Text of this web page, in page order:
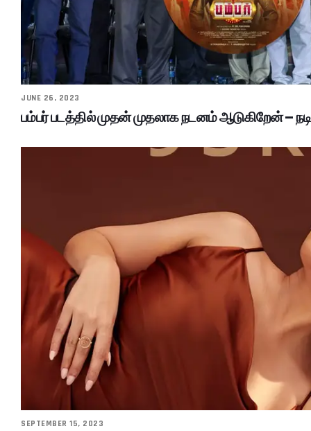
JUNE 26, 2023
பம்பர் படத்தில் முதன் முதலாக நடனம் ஆடுகிறேன் –
SEPTEMBER 15, 2023